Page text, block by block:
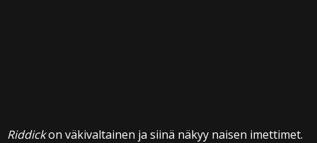
Riddickon väkivaltainen ja siinä näkyy naisen imettimet.